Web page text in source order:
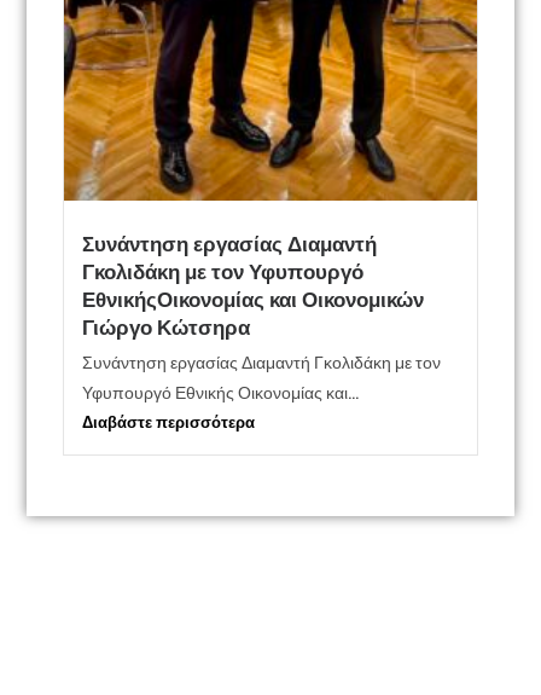
Συνάντηση εργασίας Διαμαντή
Γκολιδάκη με τον Υφυπουργό
ΕθνικήςΟικονομίας και Οικονομικών
Γιώργο Κώτσηρα
Συνάντηση εργασίας Διαμαντή Γκολιδάκη με τον
Υφυπουργό Εθνικής Οικονομίας και...
Διαβάστε περισσότερα